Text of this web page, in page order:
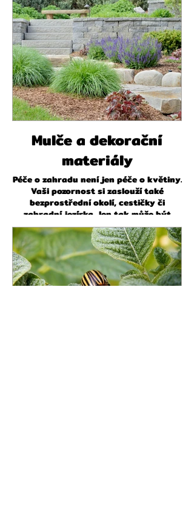
Mulče a dekorační
materiály
Péče o zahradu není jen péče o květiny.
Vaši pozornost si zaslouží také
bezprostřední okolí, cestičky či
zahradní jezírka. Jen tak může být
zahrada pomyslným balzámem na
srdci.